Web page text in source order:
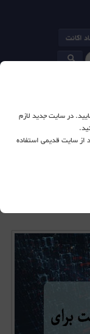
اکانت
در سایت جدید لازم
از سایت قدیمی استفاده